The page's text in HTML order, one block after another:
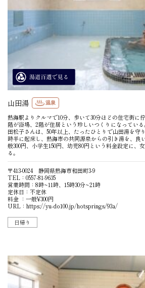
山田湯 温泉
熱海駅よりクルマで10分、歩いて30分ほどの住宅街に
階が浴場、2階が住居という珍しいつくりになってい
田松子さんは、50年以上、たったひとりで山田湯を守
時半に起床し、熱海市の共同源泉からの引き湯を、良
般300円、小学生150円、幼児80円という料金設定に、
る。
〒413-0024 静岡県熱海市和田町3-9
TEL：0557-81-9635
営業時間：8時~11時、15時30分~21時
定休日：不定休
料金 ：一般¥300円
URL： https://yu-do100.jp/hotsprings/93a/
日帰り